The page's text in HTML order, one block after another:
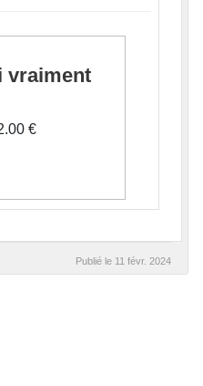
vraiment
€
Publié le 11 févr. 2024